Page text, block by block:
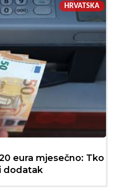
HRVATSKA
eura mjesečno: Tko
dodatak